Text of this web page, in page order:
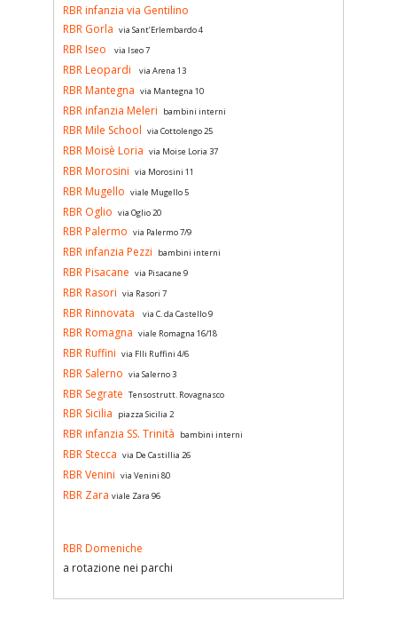
RBR infanzia via Gentilino
RBR Gorla via Sant’Erlembardo 4
RBR Iseo via Iseo 7
RBR Leopardi via Arena 13
RBR Mantegna via Mantegna 10
RBR infanzia Meleri bambini interni
RBR Mile School via Cottolengo 25
RBR Moisè Loria via Moise Loria 37
RBR Morosini via Morosini 11
RBR Mugello viale Mugello 5
RBR Oglio via Oglio 20
RBR Palermo via Palermo 7/9
RBR infanzia Pezzi bambini interni
RBR Pisacane via Pisacane 9
RBR Rasori via Rasori 7
RBR Rinnovata via C. da Castello 9
RBR Romagna viale Romagna 16/18
RBR Ruffini via Flli Ruffini 4/6
RBR Salerno via Salerno 3
RBR Segrate Tensostrutt. Rovagnasco
RBR Sicilia piazza Sicilia 2
RBR infanzia SS. Trinità bambini interni
RBR Stecca via De Castillia 26
RBR Venini via Venini 80
RBR Zara viale Zara 96
RBR Domeniche
a rotazione nei parchi